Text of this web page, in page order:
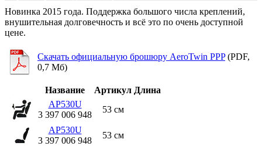
Новинка 2015 года. Поддержка большого числа креплений,
внушительная долговечность и всё это по очень доступной
цене.
Скачать официальную брошюру AeroTwin PPP(PDF,
0,7 Мб)
Название Артикул Длина
AP530U
3 397 006 948
53 см
AP530U
3 397 006 948
53 см